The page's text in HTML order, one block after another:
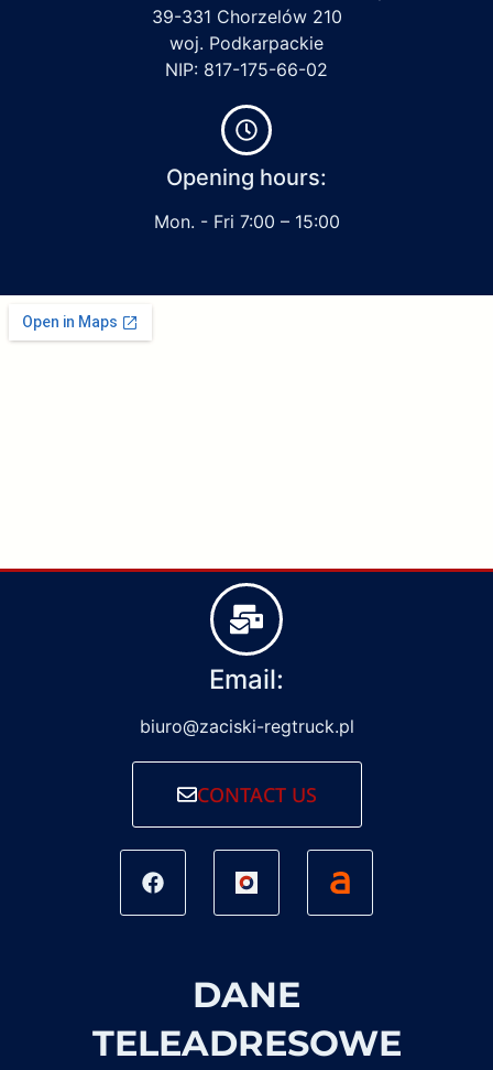
39-331 Chorzelów 210
woj. Podkarpackie
NIP: 817-175-66-02
Opening hours:
Mon. - Fri 7:00 – 15:00
Email:
biuro@zaciski-regtruck.pl
CONTACT US
DANE
TELEADRESOWE